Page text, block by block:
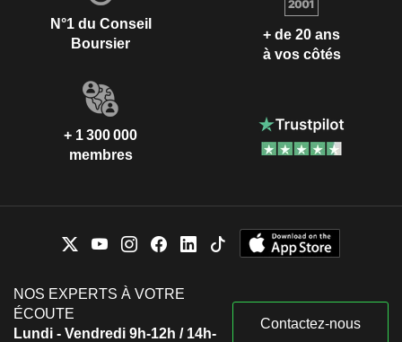
N°1 du Conseil
Boursier
+ de 20 ans
à vos côtés
+ 1 300 000
membres
NOS EXPERTS À VOTRE
ÉCOUTE
Lundi - Vendredi 9h-12h / 14h-
Contactez-nous